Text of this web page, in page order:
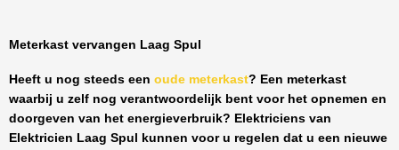
Meterkast vervangen Laag Spul
Heeft u nog steeds een oude meterkast? Een meterkast
waarbij u zelf nog verantwoordelijk bent voor het opnemen en
doorgeven van het energieverbruik? Elektriciens van
Elektricien Laag Spul
kunnen voor u regelen dat u een nieuwe